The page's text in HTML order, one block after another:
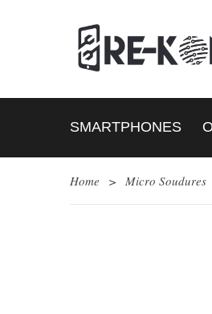
SMARTPHONES
Home > Micro Soudures